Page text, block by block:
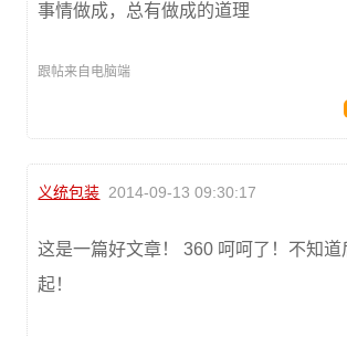
事情做成，总有做成的道理
跟帖来自电脑端
义统包装 2014-09-13 09:30:17
这是一篇好文章！ 360 呵呵了！不知道
起！